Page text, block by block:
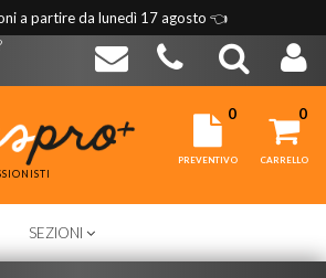
a partire da lunedì 17 agosto 👈
0
PREVENTIVO
0
CARRELLO
TOGGLE
NAVIGATION
SEZIONI